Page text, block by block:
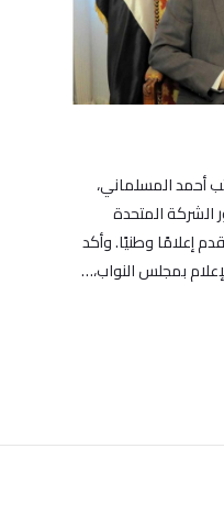
أشاد الكاتب أحمد المسلماني،
الشركة المتحدة
إعلامًا وطنيًا. وأكد
بمجلس النواب،…